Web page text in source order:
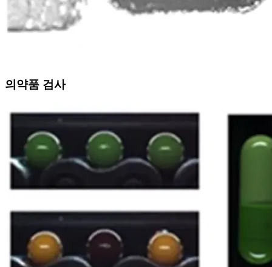
의약품 검사